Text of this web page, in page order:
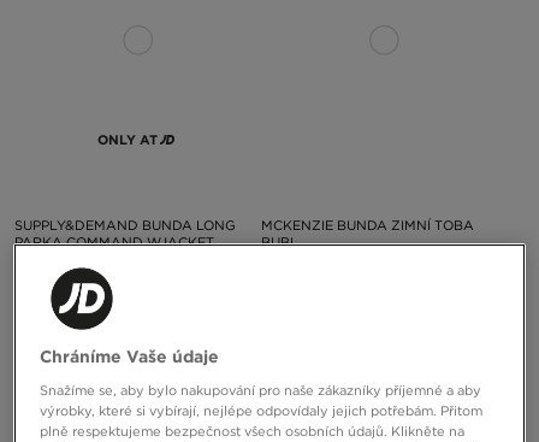
ONLY AT
SUPPLY&DEMAND BUNDA LONG
PARKA COMMAND WJACKET
2890 Kč
MCKENZIE BUNDA ZIMNÍ TOBA
BUBL
Chráníme Vaše údaje
Snažíme se, aby bylo nakupování pro naše zákazníky příjemné a aby
výrobky, které si vybírají, nejlépe odpovídaly jejich potřebám. Přitom
plně respektujeme bezpečnost všech osobních údajů. Klikněte na